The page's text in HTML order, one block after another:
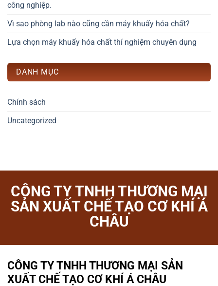
công nghiệp.
Vì sao phòng lab nào cũng cần máy khuấy hóa chất?
Lựa chọn máy khuấy hóa chất thí nghiệm chuyên dụng
DANH MỤC
Chính sách
Uncategorized
CÔNG TY TNHH THƯƠNG MẠI
SẢN XUẤT CHẾ TẠO CƠ KHÍ Á
CHÂU
CÔNG TY TNHH THƯƠNG MẠI SẢN
XUẤT CHẾ TẠO CƠ KHÍ Á CHÂU